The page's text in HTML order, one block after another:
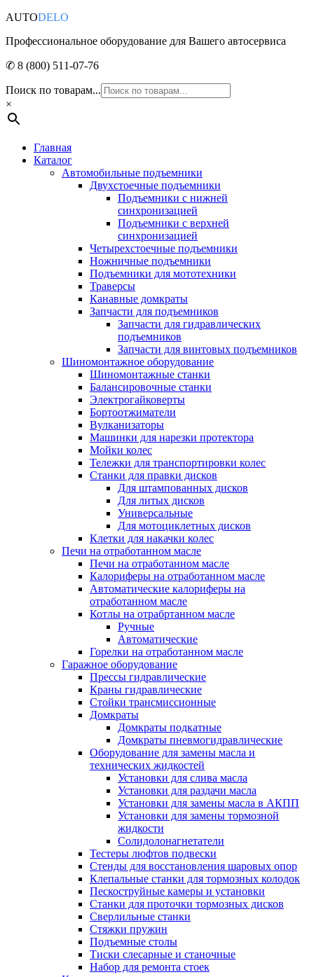
AUTODELO
Профессиональное оборудование для Вашего автосервиса
✆ 8 (800) 511-07-76
Поиск по товарам...
×
Главная
Каталог
Автомобильные подъемники
Двухстоечные подъемники
Подъемники с нижней
синхронизацией
Подъемники с верхней
синхронизацией
Четырехстоечные подъемники
Ножничные подъемники
Подъемники для мототехники
Траверсы
Канавные домкраты
Запчасти для подъемников
Запчасти для гидравлических
подъемников
Запчасти для винтовых подъемников
Шиномонтажное оборудование
Шиномонтажные станки
Балансировочные станки
Электрогайковерты
Бортоотжиматели
Вулканизаторы
Машинки для нарезки протектора
Мойки колес
Тележки для транспортировки колес
Станки для правки дисков
Для штампованных дисков
Для литых дисков
Универсальные
Для мотоциклетных дисков
Клетки для накачки колес
Печи на отработанном масле
Печи на отработанном масле
Калориферы на отработанном масле
Автоматические калориферы на
отработанном масле
Котлы на отрабртанном масле
Ручные
Автоматические
Горелки на отработанном масле
Гаражное оборудование
Прессы гидравлические
Краны гидравлические
Стойки трансмиссионные
Домкраты
Домкраты подкатные
Домкраты пневмогидравлические
Оборудование для замены масла и
технических жидкостей
Установки для слива масла
Установки для раздачи масла
Установки для замены масла в АКПП
Установки для замены тормозной
жидкости
Солидолонагнетатели
Тестеры люфтов подвески
Стенды для восстановления шаровых опор
Клепальные станки для тормозных колодок
Пескоструйные камеры и установки
Станки для проточки тормозных дисков
Сверлильные станки
Стяжки пружин
Подъемные столы
Тиски слесарные и станочные
Набор для ремонта стоек